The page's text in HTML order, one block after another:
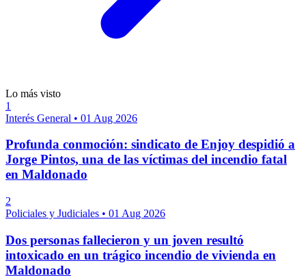
Lo más visto
1
Interés General • 01 Aug 2026
Profunda conmoción: sindicato de Enjoy despidió a
Jorge Pintos, una de las víctimas del incendio fatal
en Maldonado
2
Policiales y Judiciales • 01 Aug 2026
Dos personas fallecieron y un joven resultó
intoxicado en un trágico incendio de vivienda en
Maldonado